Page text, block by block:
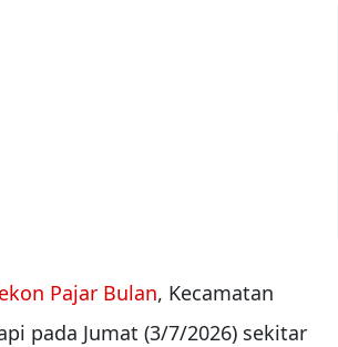
Pajar Bulan, Kecamatan
pada Jumat (3/7/2026) sekitar